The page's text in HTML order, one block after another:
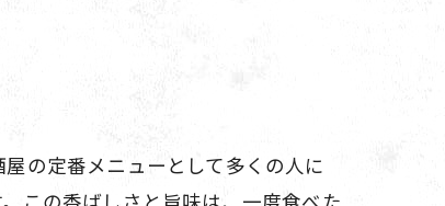
の定番メニューとして多くの人に